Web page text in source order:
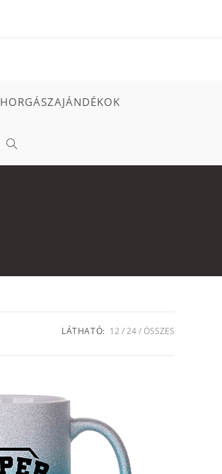
HORGÁSZAJÁNDÉKOK
TOGGLE
LÁTHATÓ: 12 24 ÖSSZES